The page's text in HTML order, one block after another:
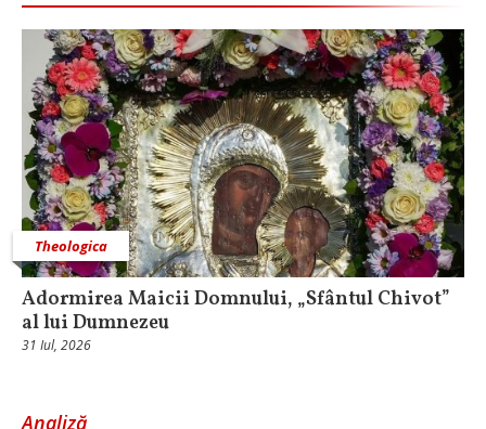
Theologica
Adormirea Maicii Domnului, „Sfântul Chivot”
al lui Dumnezeu
31 Iul, 2026
Analiză